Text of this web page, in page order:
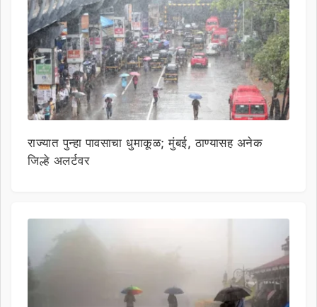
राज्यात पुन्हा पावसाचा धुमाकूळ; मुंबई, ठाण्यासह अनेक
जिल्हे अलर्टवर